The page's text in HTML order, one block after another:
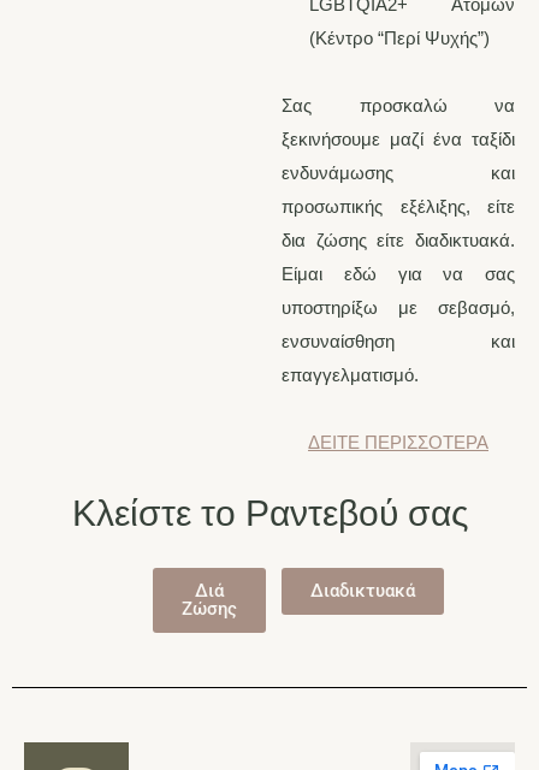
LGBTQIA2+ Ατόμων
(Κέντρο “Περί Ψυχής”)
Σας προσκαλώ να
ξεκινήσουμε μαζί ένα ταξίδι
ενδυνάμωσης και
προσωπικής εξέλιξης, είτε
δια ζώσης είτε διαδικτυακά.
Είμαι εδώ για να σας
υποστηρίξω με σεβασμό,
ενσυναίσθηση και
επαγγελματισμό.
ΔΕΙΤΕ ΠΕΡΙΣΣΟΤΕΡΑ
Κλείστε το Ραντεβού σας
Διά
Ζώσης
Διαδικτυακά